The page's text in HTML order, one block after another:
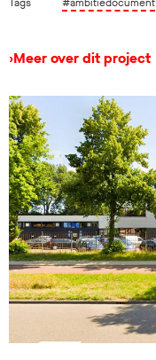
Tags
#ambitiedocument
›Meer over dit project